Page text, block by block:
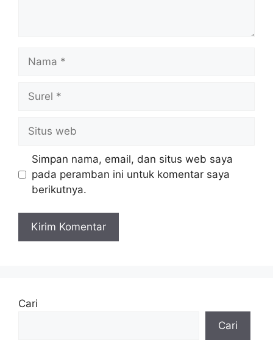
web
Simpan nama, email, dan situs web saya
pada peramban ini untuk komentar saya
berikutnya.
Cari
Cari